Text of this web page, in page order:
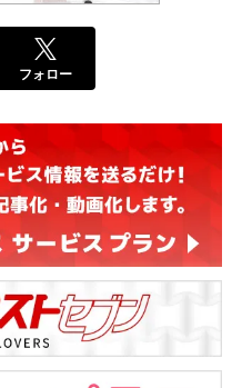
フォロー